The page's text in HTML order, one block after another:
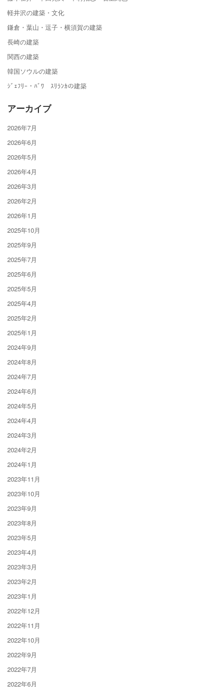
軽井沢の建築・文化
鎌倉・葉山・逗子・横須賀の建築
長崎の建築
関西の建築
韓国ソウルの建築
ｼﾞｪﾌﾘｰ・ﾊﾞﾜ ｽﾘﾗﾝｶの建築
アーカイブ
2026年7月
2026年6月
2026年5月
2026年4月
2026年3月
2026年2月
2026年1月
2025年10月
2025年9月
2025年7月
2025年6月
2025年5月
2025年4月
2025年2月
2025年1月
2024年9月
2024年8月
2024年7月
2024年6月
2024年5月
2024年4月
2024年3月
2024年2月
2024年1月
2023年11月
2023年10月
2023年9月
2023年8月
2023年5月
2023年4月
2023年3月
2023年2月
2023年1月
2022年12月
2022年11月
2022年10月
2022年9月
2022年7月
2022年6月